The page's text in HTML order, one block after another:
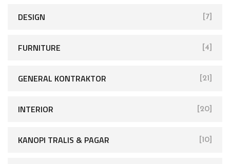
DESIGN [7]
FURNITURE [4]
GENERAL KONTRAKTOR [21]
INTERIOR [20]
KANOPI TRALIS & PAGAR [10]